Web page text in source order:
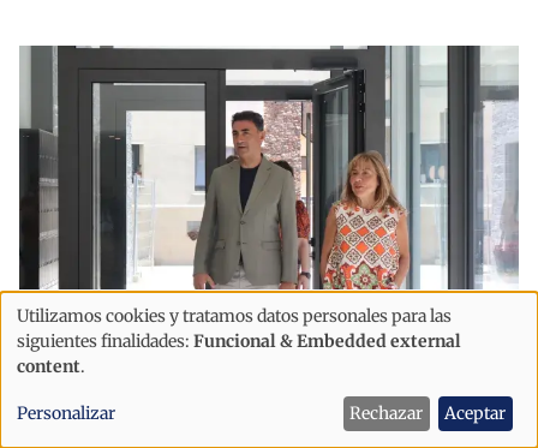
Política
Marsol plantea destinar futuros pisos
públicos a un modelo de ‘cohousing’
Uso
de
datos
personales
Utilizamos cookies y tratamos datos personales para las
siguientes finalidades: Funcional & Embedded external
content.
Personalizar Rechazar Aceptar